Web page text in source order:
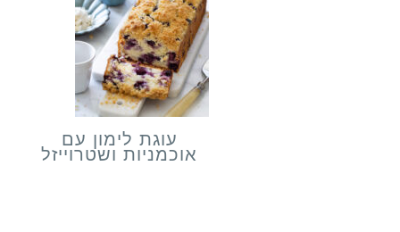
עוגת לימון עם
אוכמניות ושטרוייזל